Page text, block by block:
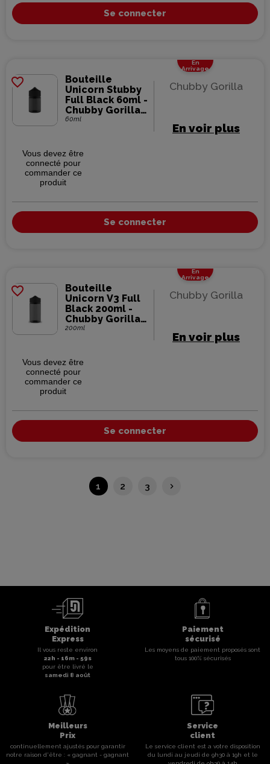
Se connecter
En
Arrivage
favorite_border
Bouteille
Unicorn Stubby
Full Black 60ml -
Chubby Gorilla
(500 pièces)
60ml
Chubby Gorilla
En voir plus
Vous devez être
connecté pour
commander ce
produit
Se connecter
En
Arrivage
favorite_border
Bouteille
Unicorn V3 Full
Black 200ml -
Chubby Gorilla
(300 pièces)
200ml
Chubby Gorilla
En voir plus
Vous devez être
connecté pour
commander ce
produit
Se connecter
1 2 3 keyboard_arrow_right
Expédition
Express
Il vous reste environ
22h - 16m - 59s
pour être livré le
samedi 8 août
Paiement
sécurisé
Les moyens de paiement proposés sont
tous 100% sécurisés
Meilleurs
Prix
continuellement ajustés pour garantir
notre raison d'être : « gagnant - gagnant
Service
client
Le service client est a votre disposition
du lundi au jeudi de 9h30 à 19h et le